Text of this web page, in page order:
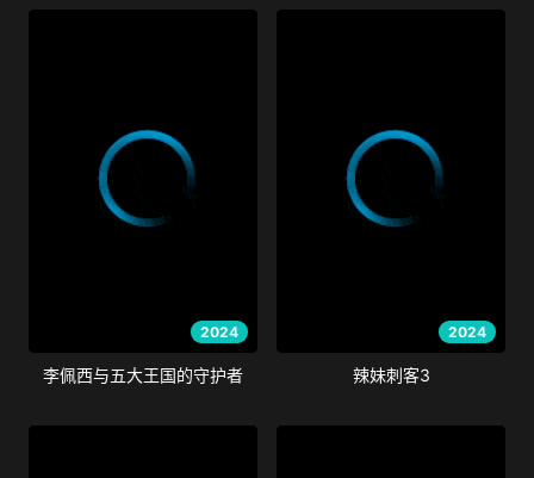
2024
李佩西与五大王国的守护者
2024
辣妹刺客3